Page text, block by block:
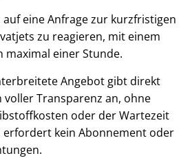
auf eine Anfrage zur kurzfristigen
zu reagieren, mit einem
maximal einer Stunde.
Angebot gibt direkt
voller Transparenz an, ohne
oder der Wartezeit
erfordert kein Abonnement oder